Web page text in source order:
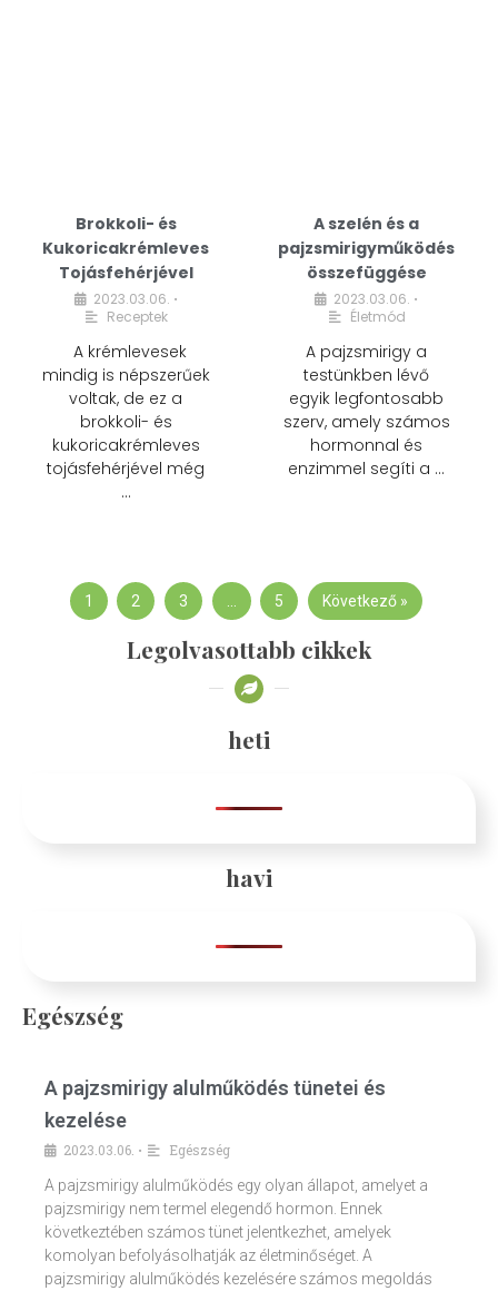
Brokkoli- és
Kukoricakrémleves
Tojásfehérjével
2023.03.06. •
Receptek
A krémlevesek
mindig is népszerűek
voltak, de ez a
brokkoli- és
kukoricakrémleves
tojásfehérjével még
…
A szelén és a
pajzsmirigyműködés
összefüggése
2023.03.06. •
Életmód
A pajzsmirigy a
testünkben lévő
egyik legfontosabb
szerv, amely számos
hormonnal és
enzimmel segíti a …
1 2 3 … 5 Következő »
Legolvasottabb cikkek
heti
havi
Egészség
A pajzsmirigy alulműködés tünetei és
kezelése
2023.03.06. •
Egészség
A pajzsmirigy alulműködés egy olyan állapot, amelyet a
pajzsmirigy nem termel elegendő hormon. Ennek
következtében számos tünet jelentkezhet, amelyek
komolyan befolyásolhatják az életminőséget. A
pajzsmirigy alulműködés kezelésére számos megoldás